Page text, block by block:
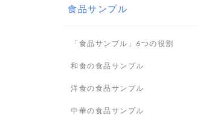
食品サンプル
「食品サンプル」6つの役割
和食の食品サンプル
洋食の食品サンプル
中華の食品サンプル